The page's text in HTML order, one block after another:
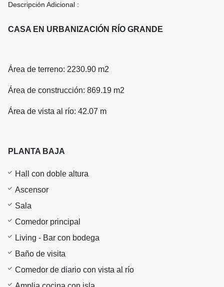
Descripción Adicional :
CASA EN URBANIZACIÓN RÍO GRANDE
Área de terreno: 2230.90 m2
Área de construcción: 869.19 m2
Área de vista al río: 42.07 m
PLANTA BAJA
Hall con doble altura
Ascensor
Sala
Comedor principal
Living - Bar con bodega
Baño de visita
Comedor de diario con vista al río